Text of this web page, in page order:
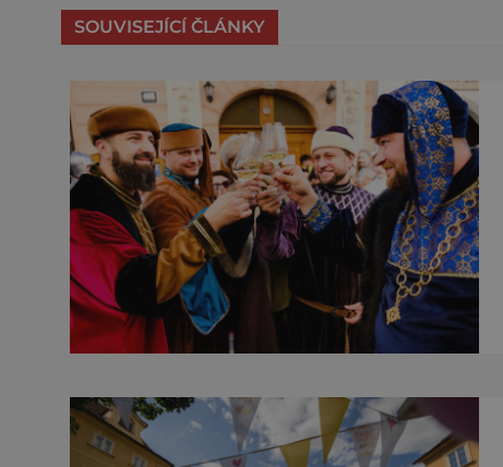
SOUVISEJÍCÍ ČLÁNKY